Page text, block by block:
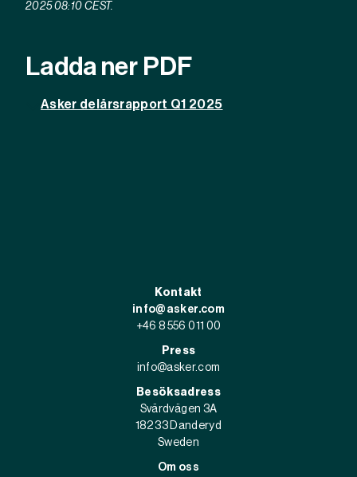
2025 08:10 CEST.
Ladda ner PDF
Asker delårsrapport Q1 2025
Kontakt
info@asker.com
+46 8 556 011 00
Press
info@asker.com
Besöksadress
Svärdvägen 3A
182 33 Danderyd
Sweden
Om oss